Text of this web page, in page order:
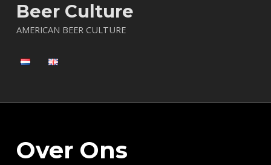
Beer Culture
AMERICAN BEER CULTURE
Over Ons